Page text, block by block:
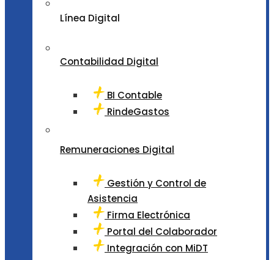
Línea Digital
Contabilidad Digital
BI Contable
RindeGastos
Remuneraciones Digital
Gestión y Control de
Asistencia
Firma Electrónica
Portal del Colaborador
Integración con MiDT